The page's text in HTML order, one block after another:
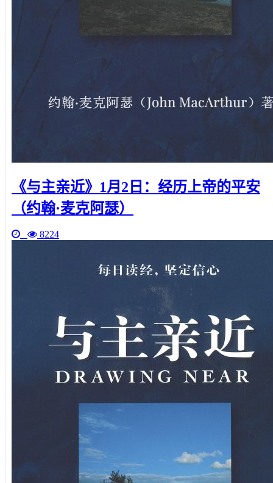
《与主亲近》1月2日：经历上帝的平安
（约翰·麦克阿瑟）
8224